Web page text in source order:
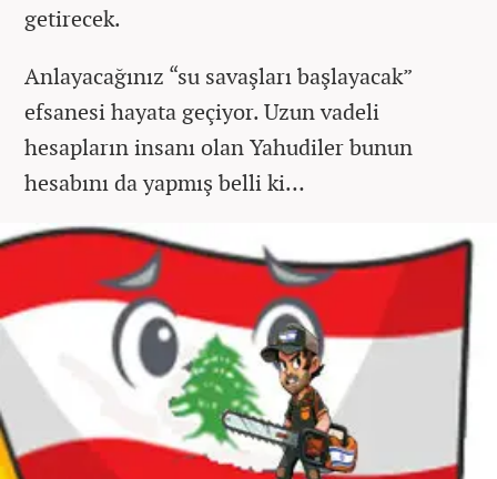
getirecek.
Anlayacağınız “su savaşları başlayacak”
efsanesi hayata geçiyor. Uzun vadeli
hesapların insanı olan Yahudiler bunun
hesabını da yapmış belli ki…